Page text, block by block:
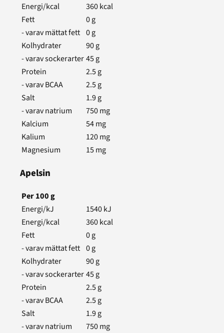
Energi/kcal
360kcal
Fett
0g
- varav mättat fett 0g
Kolhydrater
90g
- varav sockerarter45g
Protein
2.5g
- varav BCAA
2.5g
Salt
1.9g
- varav natrium
750mg
Kalcium
54mg
Kalium
120mg
Magnesium
15mg
Apelsin
Per100g
Energi/kJ
1540kJ
Energi/kcal
360kcal
Fett
0g
- varav mättat fett 0g
Kolhydrater
90g
- varav sockerarter45g
Protein
2.5g
- varav BCAA
2.5g
Salt
1.9g
- varav natrium
750mg